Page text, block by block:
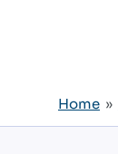
Home »